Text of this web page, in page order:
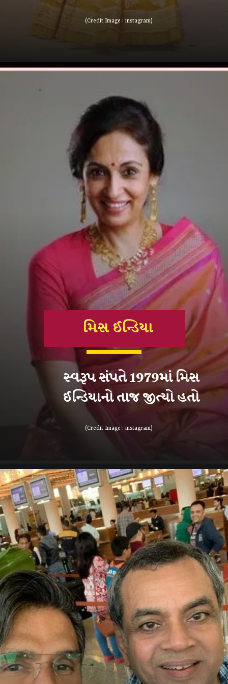
(Credit Image : instagram)
(Credit Image : instagram)
સ્વરૂપ સંપતે 1979માં મિસ
ઈન્ડિયાનો તાજ જીત્યો હતો
મિસ ઈન્ડિયા